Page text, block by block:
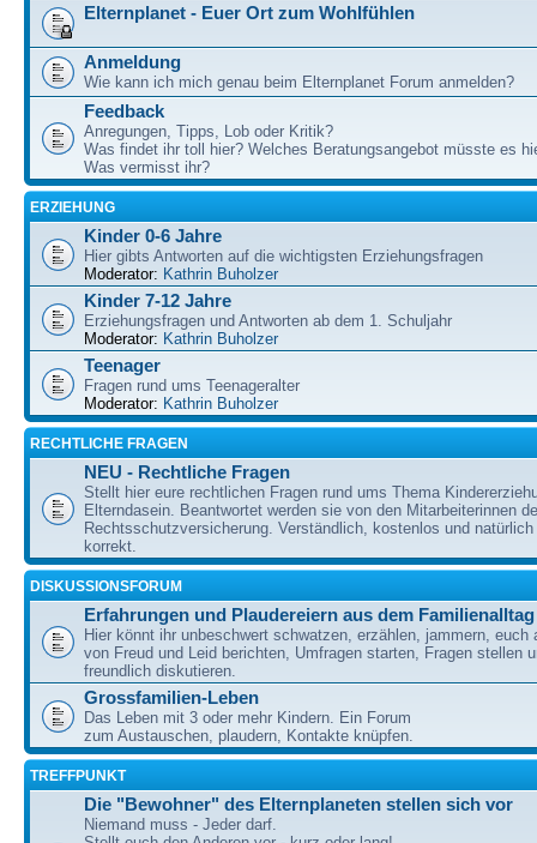
Elternplanet - Euer Ort zum Wohlfühlen
Anmeldung
Wie kann ich mich genau beim Elternplanet Forum anmelden?
Feedback
Anregungen, Tipps, Lob oder Kritik?
Was findet ihr toll hier? Welches Beratungsangebot müsste es
Was vermisst ihr?
ERZIEHUNG
Kinder 0-6 Jahre
Hier gibts Antworten auf die wichtigsten Erziehungsfragen
Moderator: Kathrin Buholzer
Kinder 7-12 Jahre
Erziehungsfragen und Antworten ab dem 1. Schuljahr
Moderator: Kathrin Buholzer
Teenager
Fragen rund ums Teenageralter
Moderator: Kathrin Buholzer
RECHTLICHE FRAGEN
NEU - Rechtliche Fragen
Stellt hier eure rechtlichen Fragen rund ums Thema
Elterndasein. Beantwortet werden sie von den Mitarbeiterinnen
Rechtsschutzversicherung. Verständlich, kostenlos und
korrekt.
DISKUSSIONSFORUM
Erfahrungen und Plaudereiern aus dem Familienalltag
Hier könnt ihr unbeschwert schwatzen, erzählen, jammern, euch
von Freud und Leid berichten, Umfragen starten, Fragen stellen
freundlich diskutieren.
Grossfamilien-Leben
Das Leben mit 3 oder mehr Kindern. Ein Forum
zum Austauschen, plaudern, Kontakte knüpfen.
TREFFPUNKT
Die "Bewohner" des Elternplaneten stellen sich vor
Niemand muss - Jeder darf.